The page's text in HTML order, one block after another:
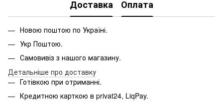
Доставка Оплата
Новою поштою по Україні.
Укр Поштою.
Самовивіз з нашого магазину.
Детальніше про доставку
Готівкою при отриманні.
Кредитною карткою в privat24, LiqPay.